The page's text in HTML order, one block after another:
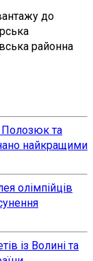
до
районна
та
найкращими
олімпійців
із Волині та